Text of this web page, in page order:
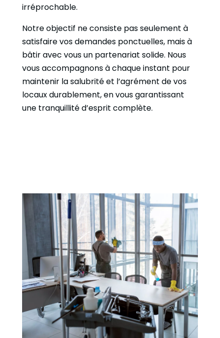
irréprochable.
Notre objectif ne consiste pas seulement à
satisfaire vos demandes ponctuelles, mais à
bâtir avec vous un partenariat solide. Nous
vous accompagnons à chaque instant pour
maintenir la salubrité et l’agrément de vos
locaux durablement, en vous garantissant
une tranquillité d’esprit complète.